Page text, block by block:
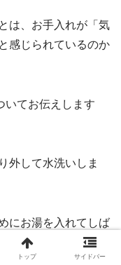
は、お手入れが「気
感じられているのか
いてお伝えします
外して水洗いしま
にお湯を入れてしば
トップ サイドバー